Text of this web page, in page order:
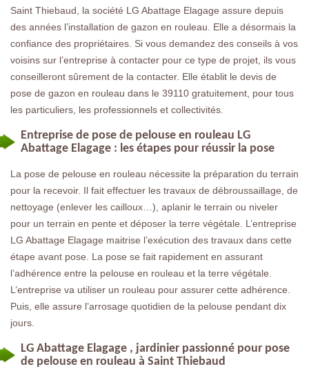
Saint Thiebaud, la société LG Abattage Elagage assure depuis
des années l’installation de gazon en rouleau. Elle a désormais la
confiance des propriétaires. Si vous demandez des conseils à vos
voisins sur l’entreprise à contacter pour ce type de projet, ils vous
conseilleront sûrement de la contacter. Elle établit le devis de
pose de gazon en rouleau dans le 39110 gratuitement, pour tous
les particuliers, les professionnels et collectivités.
Entreprise de pose de pelouse en rouleau LG
Abattage Elagage : les étapes pour réussir la pose
La pose de pelouse en rouleau nécessite la préparation du terrain
pour la recevoir. Il fait effectuer les travaux de débroussaillage, de
nettoyage (enlever les cailloux…), aplanir le terrain ou niveler
pour un terrain en pente et déposer la terre végétale. L’entreprise
LG Abattage Elagage maitrise l’exécution des travaux dans cette
étape avant pose. La pose se fait rapidement en assurant
l’adhérence entre la pelouse en rouleau et la terre végétale.
L’entreprise va utiliser un rouleau pour assurer cette adhérence.
Puis, elle assure l’arrosage quotidien de la pelouse pendant dix
jours.
LG Abattage Elagage , jardinier passionné pour pose
de pelouse en rouleau à Saint Thiebaud